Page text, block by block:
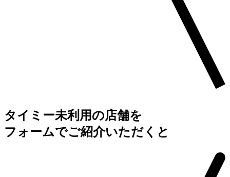
タイミー未利用の店舗を
フォームでご紹介いただくと